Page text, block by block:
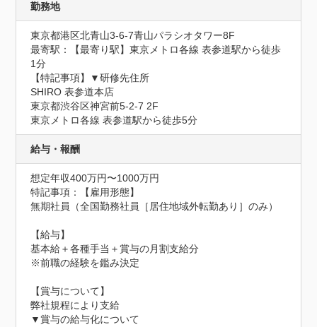
勤務地
東京都港区北青山3-6-7青山パラシオタワー8F
最寄駅：【最寄り駅】東京メトロ各線 表参道駅から徒歩
1分
【特記事項】▼研修先住所
SHIRO 表参道本店
東京都渋谷区神宮前5-2-7 2F
東京メトロ各線 表参道駅から徒歩5分
給与・報酬
想定年収400万円〜1000万円
特記事項：【雇用形態】
無期社員（全国勤務社員［居住地域外転勤あり］のみ）
【給与】
基本給＋各種手当＋賞与の月割支給分
※前職の経験を鑑み決定
【賞与について】
弊社規程により支給
▼賞与の給与化について